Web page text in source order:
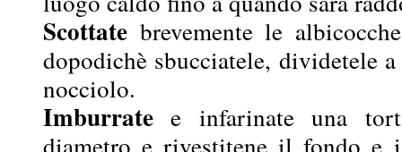
Scottate brevemente le
dopodichè sbucciatele, dividetele
nocciolo.
Imburrate e infarinate una